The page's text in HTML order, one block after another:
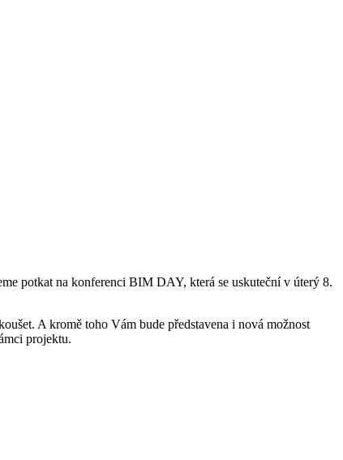
potkat na konferenci BIM DAY, která se uskuteční v úterý 8.
A kromě toho Vám bude představena i nová možnost
projektu.